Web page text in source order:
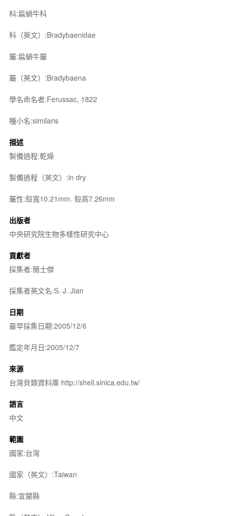
科:扁蝸牛科
科（英文）:Bradybaenidae
屬:扁蝸牛屬
屬（英文）:Bradybaena
學名命名者:Ferussac, 1822
種小名:similaris
描述
製備過程:乾燥
製備過程（英文）:in dry
屬性:殼寬10.21mm. 殼高7.26mm
出版者
中央研究院生物多樣性研究中心
貢獻者
採集者:簡士傑
採集者英文名:S. J. Jian
日期
最早採集日期:2005/12/6
鑑定年月日:2005/12/7
來源
台灣貝類資料庫 http://shell.sinica.edu.tw/
語言
中文
範圍
國家:台灣
國家（英文）:Taiwan
縣:宜蘭縣